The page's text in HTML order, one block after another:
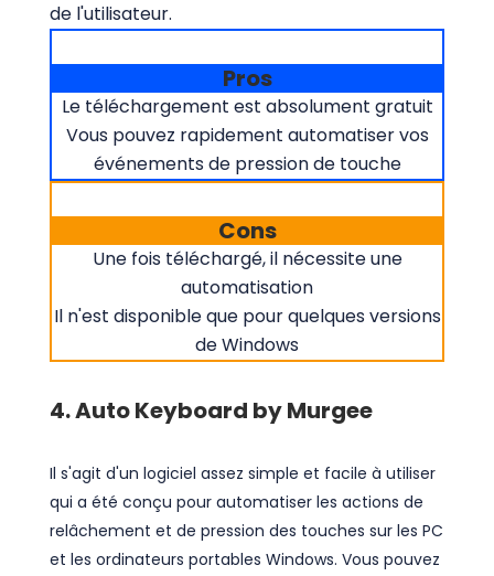
de l'utilisateur.
Pros
Le téléchargement est absolument gratuit
Vous pouvez rapidement automatiser vos
événements de pression de touche
Cons
Une fois téléchargé, il nécessite une
automatisation
Il n'est disponible que pour quelques versions
de Windows
4. Auto Keyboard by Murgee
Il s'agit d'un logiciel assez simple et facile à utiliser
qui a été conçu pour automatiser les actions de
relâchement et de pression des touches sur les PC
et les ordinateurs portables Windows. Vous pouvez